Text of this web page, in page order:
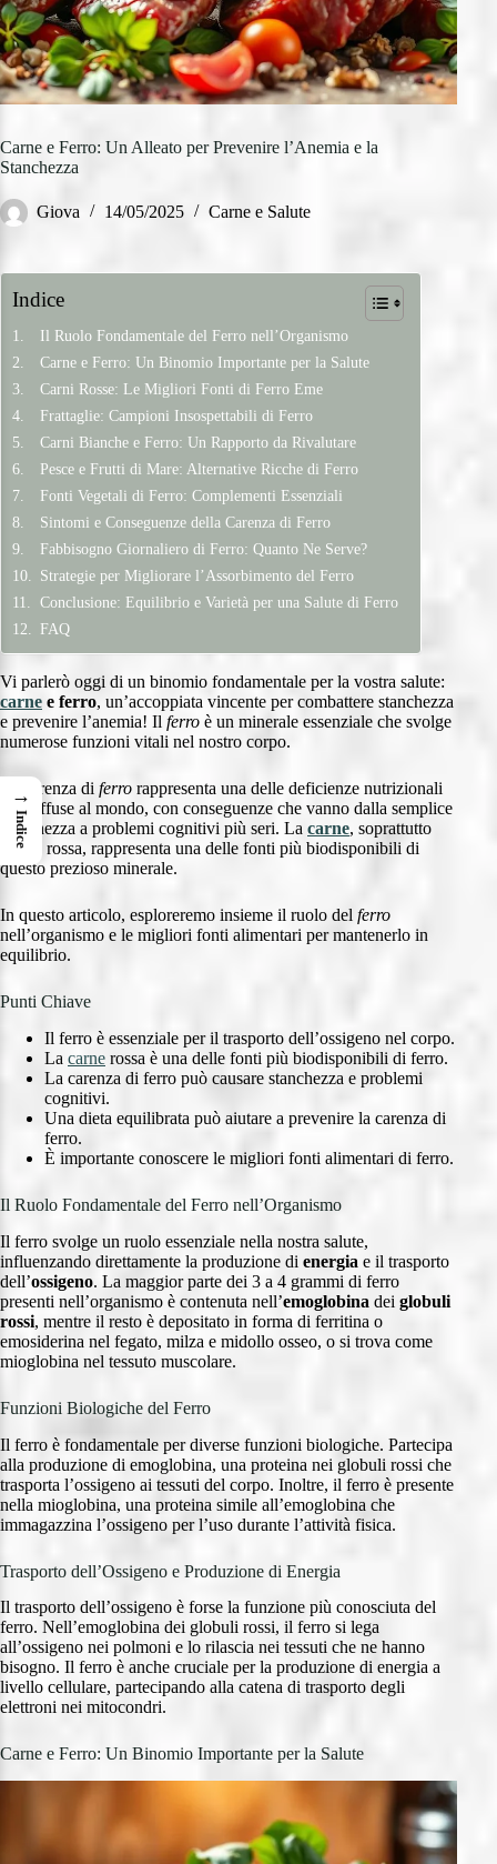
Carne e Ferro: Un Alleato per Prevenire l’Anemia e la
Stanchezza
Giova 14/05/2025 Carne e Salute
Indice
Il Ruolo Fondamentale del Ferro nell’Organismo
Carne e Ferro: Un Binomio Importante per la Salute
Carni Rosse: Le Migliori Fonti di Ferro Eme
Frattaglie: Campioni Insospettabili di Ferro
Carni Bianche e Ferro: Un Rapporto da Rivalutare
Pesce e Frutti di Mare: Alternative Ricche di Ferro
Fonti Vegetali di Ferro: Complementi Essenziali
Sintomi e Conseguenze della Carenza di Ferro
Fabbisogno Giornaliero di Ferro: Quanto Ne Serve?
Strategie per Migliorare l’Assorbimento del Ferro
Conclusione: Equilibrio e Varietà per una Salute di Ferro
FAQ
Vi parlerò oggi di un binomio fondamentale per la vostra salute:
carne e ferro, un’accoppiata vincente per combattere stanchezza
e prevenire l’anemia! Il ferro è un minerale essenziale che svolge
numerose funzioni vitali nel nostro corpo.
La carenza di ferro rappresenta una delle deficienze nutrizionali
più diffuse al mondo, con conseguenze che vanno dalla semplice
stanchezza a problemi cognitivi più seri. La carne, soprattutto
quella rossa, rappresenta una delle fonti più biodisponibili di
questo prezioso minerale.
In questo articolo, esploreremo insieme il ruolo del ferro
nell’organismo e le migliori fonti alimentari per mantenerlo in
equilibrio.
Punti Chiave
Il ferro è essenziale per il trasporto dell’ossigeno nel corpo.
La carne rossa è una delle fonti più biodisponibili di ferro.
La carenza di ferro può causare stanchezza e problemi
cognitivi.
Una dieta equilibrata può aiutare a prevenire la carenza di
ferro.
È importante conoscere le migliori fonti alimentari di ferro.
Il Ruolo Fondamentale del Ferro nell’Organismo
Il ferro svolge un ruolo essenziale nella nostra salute,
influenzando direttamente la produzione di energia e il trasporto
dell’ossigeno. La maggior parte dei 3 a 4 grammi di ferro
presenti nell’organismo è contenuta nell’emoglobina dei globuli
rossi, mentre il resto è depositato in forma di ferritina o
emosiderina nel fegato, milza e midollo osseo, o si trova come
mioglobina nel tessuto muscolare.
Funzioni Biologiche del Ferro
Il ferro è fondamentale per diverse funzioni biologiche. Partecipa
alla produzione di emoglobina, una proteina nei globuli rossi che
trasporta l’ossigeno ai tessuti del corpo. Inoltre, il ferro è presente
nella mioglobina, una proteina simile all’emoglobina che
immagazzina l’ossigeno per l’uso durante l’attività fisica.
Trasporto dell’Ossigeno e Produzione di Energia
Il trasporto dell’ossigeno è forse la funzione più conosciuta del
ferro. Nell’emoglobina dei globuli rossi, il ferro si lega
all’ossigeno nei polmoni e lo rilascia nei tessuti che ne hanno
bisogno. Il ferro è anche cruciale per la produzione di energia a
livello cellulare, partecipando alla catena di trasporto degli
elettroni nei mitocondri.
Carne e Ferro: Un Binomio Importante per la Salute
→
Indice